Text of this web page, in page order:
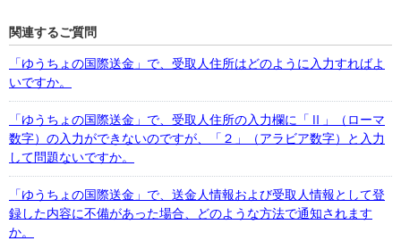
関連するご質問
「ゆうちょの国際送金」で、受取人住所はどのように入力すればよ
いですか。
「ゆうちょの国際送金」で、受取人住所の入力欄に「Ⅱ」（ローマ
数字）の入力ができないのですが、「２」（アラビア数字）と入力
して問題ないですか。
「ゆうちょの国際送金」で、送金人情報および受取人情報として登
録した内容に不備があった場合、どのような方法で通知されます
か。